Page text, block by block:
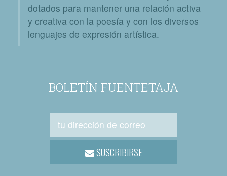
dotados para mantener una relación activa
y creativa con la poesía y con los diversos
lenguajes de expresión artística.
BOLETÍN FUENTETAJA
SUSCRIBIRSE